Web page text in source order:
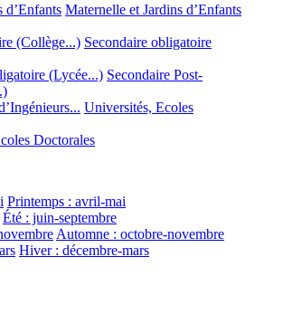
d’Enfants Maternelle et Jardins d’Enfants
(Collège...) Secondaire obligatoire
(Lycée...) Secondaire Post-
Universités, Ecoles
Doctorales
Printemps : avril-mai
Été : juin-septembre
Automne : octobre-novembre
Hiver : décembre-mars